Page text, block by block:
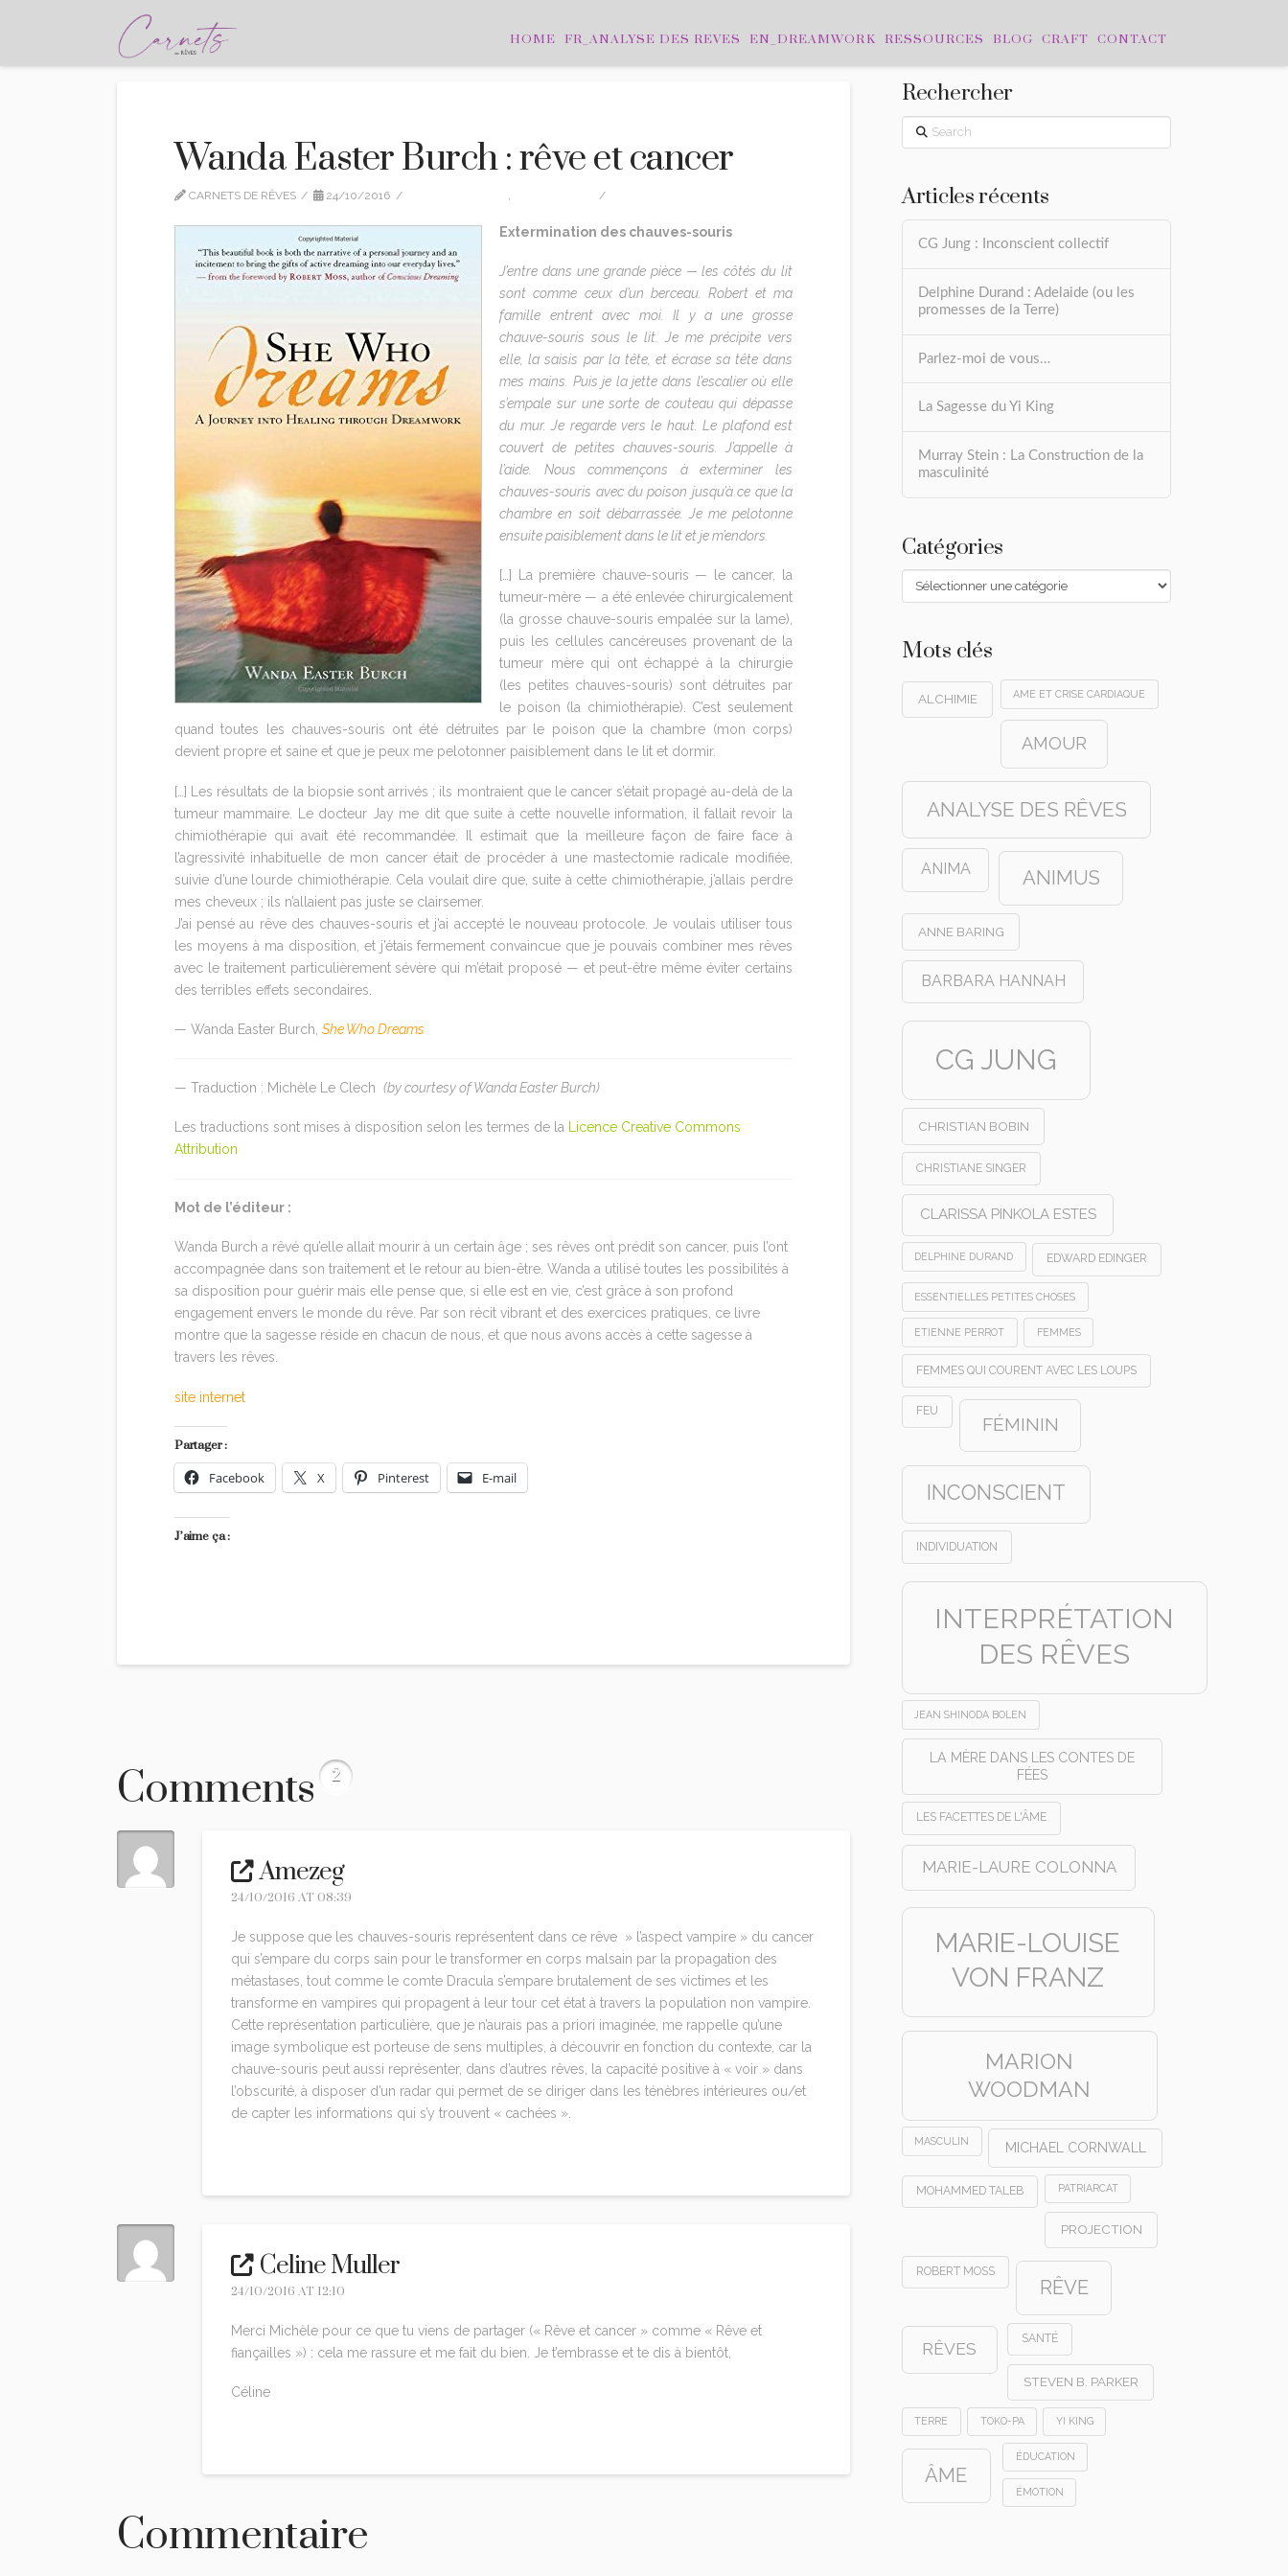
HOME FR_ANALYSE DES REVES EN_DREAMWORK RESSOURCES BLOG CRAFT CONTACT
Wanda Easter Burch : rêve et cancer
CARNETS DE RÊVES 24/10/2016 ,
Extermination des chauves-souris
J’entre dans une grande pièce — les côtés du lit
sont comme ceux d’un berceau. Robert et ma
famille entrent avec moi. Il y a une grosse
chauve-souris sous le lit. Je me précipite vers
elle, la saisis par la tête, et écrase sa tête dans
mes mains. Puis je la jette dans l’escalier où elle
s’empale sur une sorte de couteau qui dépasse
du mur. Je regarde vers le haut. Le plafond est
couvert de petites chauves-souris. J’appelle à
l’aide. Nous commençons à exterminer les
chauves-souris avec du poison jusqu’à ce que la
chambre en soit débarrassée. Je me pelotonne
ensuite paisiblement dans le lit et je m’endors.
[…] La première chauve-souris — le cancer, la
tumeur-mère — a été enlevée chirurgicalement
(la grosse chauve-souris empalée sur la lame),
puis les cellules cancéreuses provenant de la
tumeur mère qui ont échappé à la chirurgie
(les petites chauves-souris) sont détruites par
le poison (la chimiothérapie). C’est seulement
quand toutes les chauves-souris ont été détruites par le poison que la chambre (mon corps)
devient propre et saine et que je peux me pelotonner paisiblement dans le lit et dormir.
[…] Les résultats de la biopsie sont arrivés ; ils montraient que le cancer s’était propagé au-delà de la
tumeur mammaire. Le docteur Jay me dit que suite à cette nouvelle information, il fallait revoir la
chimiothérapie qui avait été recommandée. Il estimait que la meilleure façon de faire face à
l’agressivité inhabituelle de mon cancer était de procéder à une mastectomie radicale modifiée,
suivie d’une lourde chimiothérapie. Cela voulait dire que, suite à cette chimiothérapie, j’allais perdre
mes cheveux ; ils n’allaient pas juste se clairsemer.
J’ai pensé au rêve des chauves-souris et j’ai accepté le nouveau protocole. Je voulais utiliser tous
les moyens à ma disposition, et j’étais fermement convaincue que je pouvais combiner mes rêves
avec le traitement particulièrement sévère qui m’était proposé — et peut-être même éviter certains
des terribles effets secondaires.
— Wanda Easter Burch, She Who Dreams
— Traduction : Michèle Le Clech (by courtesy of Wanda Easter Burch)
Les traductions sont mises à disposition selon les termes de la
Licence Creative Commons
Attribution
Mot de l’éditeur :
Wanda Burch a rêvé qu’elle allait mourir à un certain âge ; ses rêves ont prédit son cancer, puis l’ont
accompagnée dans son traitement et le retour au bien-être. Wanda a utilisé toutes les possibilités à
sa disposition pour guérir mais elle pense que, si elle est en vie, c’est grâce à son profond
engagement envers le monde du rêve. Par son récit vibrant et des exercices pratiques, ce livre
montre que la sagesse réside en chacun de nous, et que nous avons accès à cette sagesse à
travers les rêves.
site internet
Partager :
Facebook X Pinterest E-mail
J’aime ça :
Comments 2
Amezeg
24/10/2016 AT 08:39
Je suppose que les chauves-souris représentent dans ce rêve » l’aspect vampire » du cancer
qui s’empare du corps sain pour le transformer en corps malsain par la propagation des
métastases, tout comme le comte Dracula s’empare brutalement de ses victimes et les
transforme en vampires qui propagent à leur tour cet état à travers la population non vampire.
Cette représentation particulière, que je n’aurais pas a priori imaginée, me rappelle qu’une
image symbolique est porteuse de sens multiples, à découvrir en fonction du contexte, car la
chauve-souris peut aussi représenter, dans d’autres rêves, la capacité positive à « voir » dans
l’obscurité, à disposer d’un radar qui permet de se diriger dans les ténèbres intérieures ou/et
de capter les informations qui s’y trouvent « cachées ».
Celine Muller
24/10/2016 AT 12:10
Merci Michèle pour ce que tu viens de partager (« Rêve et cancer » comme « Rêve et
fiançailles ») : cela me rassure et me fait du bien. Je t’embrasse et te dis à bientôt,
Céline
Commentaire
Rechercher
Search
Articles récents
CG Jung : Inconscient collectif
Delphine Durand : Adelaide (ou les
promesses de la Terre)
Parlez-moi de vous…
La Sagesse du Yi King
Murray Stein : La Construction de la
masculinité
Catégories
Catégories
Mots clés
ALCHIMIE AME ET CRISE CARDIAQUE
AMOUR
ANALYSE DES RÊVES
ANIMA ANIMUS
ANNE BARING
BARBARA HANNAH
CG JUNG
CHRISTIAN BOBIN
CHRISTIANE SINGER
CLARISSA PINKOLA ESTES
DELPHINE DURAND EDWARD EDINGER
ESSENTIELLES PETITES CHOSES
ETIENNE PERROT FEMMES
FEMMES QUI COURENT AVEC LES LOUPS
FEU
FÉMININ
INCONSCIENT
INDIVIDUATION
INTERPRÉTATION
DES RÊVES
JEAN SHINODA BOLEN
LA MÈRE DANS LES CONTES DE
FÉES
LES FACETTES DE L'ÂME
MARIE-LAURE COLONNA
MARIE-LOUISE
VON FRANZ
MARION
WOODMAN
MASCULIN MICHAEL CORNWALL
MOHAMMED TALEB PATRIARCAT
PROJECTION
ROBERT MOSS
RÊVE
RÊVES
SANTÉ
STEVEN B. PARKER
TERRE TOKO-PA YI KING
ÂME
ÉDUCATION
ÉMOTION